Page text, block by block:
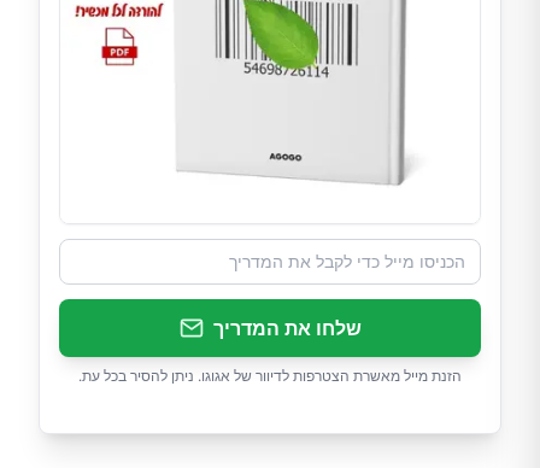
שלחו את המדריך
הזנת מייל מאשרת הצטרפות לדיוור של אגוגו. ניתן להסיר בכל עת.